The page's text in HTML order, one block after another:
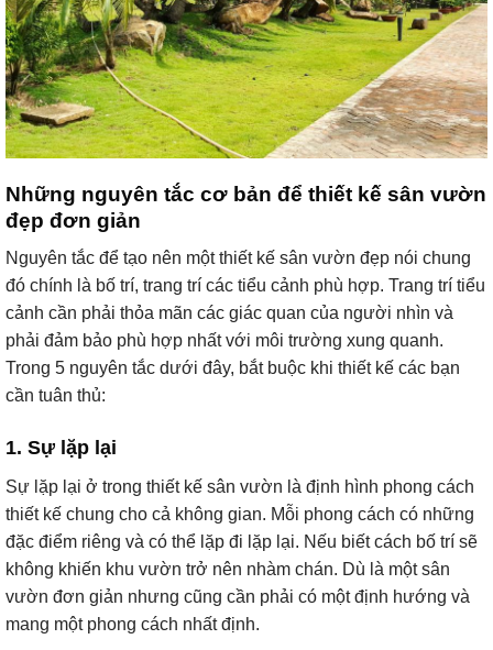
Những nguyên tắc cơ bản để thiết kế sân vườn
đẹp đơn giản
Nguyên tắc để tạo nên một thiết kế sân vườn đẹp nói chung
đó chính là bố trí, trang trí các tiểu cảnh phù hợp. Trang trí tiểu
cảnh cần phải thỏa mãn các giác quan của người nhìn và
phải đảm bảo phù hợp nhất với môi trường xung quanh.
Trong 5 nguyên tắc dưới đây, bắt buộc khi thiết kế các bạn
cần tuân thủ:
1. Sự lặp lại
Sự lặp lại ở trong thiết kế sân vườn là định hình phong cách
thiết kế chung cho cả không gian. Mỗi phong cách có những
đặc điểm riêng và có thể lặp đi lặp lại. Nếu biết cách bố trí sẽ
không khiến khu vườn trở nên nhàm chán. Dù là một sân
vườn đơn giản nhưng cũng cần phải có một định hướng và
mang một phong cách nhất định.